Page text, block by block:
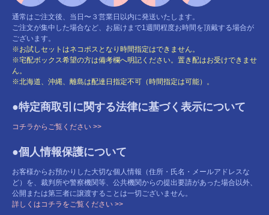
通常はご注文後、当日〜３営業日以内に発送いたします。
ご注文が集中した場合など、お届けまで1週間程度お時間を頂戴する場合が
ございます。
※お試しセットはネコポスとなり時間指定はできません。
※宅配ボックス希望の方は備考欄へ明記ください。置き配はお受けできませ
ん。
※北海道、沖縄、離島は配達日指定不可（時間指定は可能）。
●特定商取引に関する法律に基づく表示について
コチラからご覧ください >>
●個人情報保護について
お客様からお預かりした大切な個人情報（住所・氏名・メールアドレスな
ど）を、裁判所や警察機関等、公共機関からの提出要請があった場合以外、
公開または第三者に譲渡することは一切ございません。
詳しくはコチラをご覧ください >>